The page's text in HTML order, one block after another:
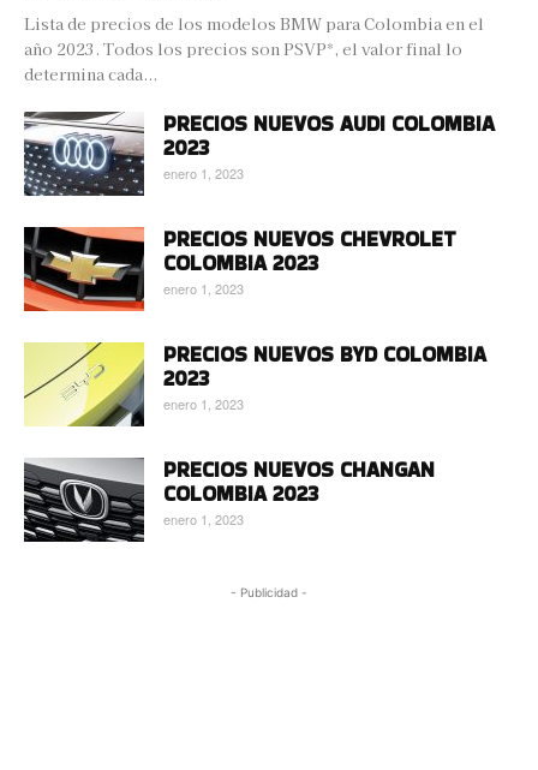
Lista de precios de los modelos BMW para Colombia en el
año 2023. Todos los precios son PSVP*, el valor final lo
determina cada...
PRECIOS NUEVOS AUDI COLOMBIA
2023
enero 1, 2023
PRECIOS NUEVOS CHEVROLET
COLOMBIA 2023
enero 1, 2023
PRECIOS NUEVOS BYD COLOMBIA
2023
enero 1, 2023
PRECIOS NUEVOS CHANGAN
COLOMBIA 2023
enero 1, 2023
- Publicidad -